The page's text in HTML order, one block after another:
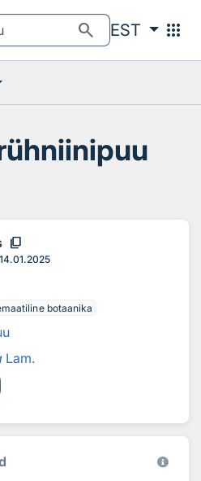
search EST apps
content_copy
14.01.2025
botaanika
Lam.